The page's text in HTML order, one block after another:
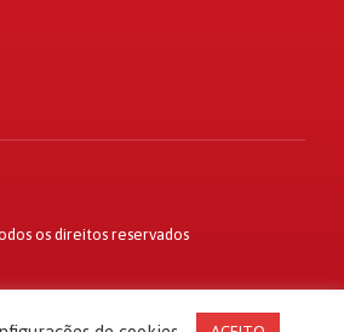
os direitos reservados